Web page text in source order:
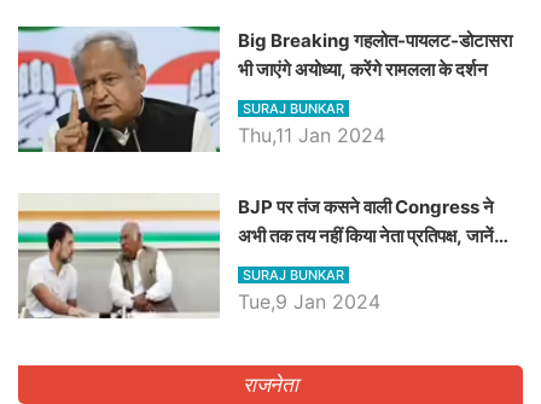
Big Breaking गहलोत-पायलट-डोटासरा
भी जाएंगे अयोध्या, करेंगे रामलला के दर्शन
SURAJ BUNKAR
Thu,11 Jan 2024
BJP पर तंज कसने वाली Congress ने
अभी तक तय नहीं किया नेता प्रतिपक्ष, जानें
कौन होगा दावेदार
SURAJ BUNKAR
Tue,9 Jan 2024
राजनेता